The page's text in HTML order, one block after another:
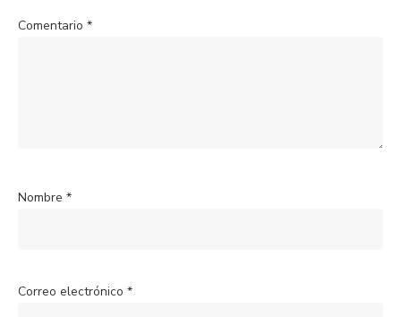
Comentario *
Nombre *
Correo electrónico *